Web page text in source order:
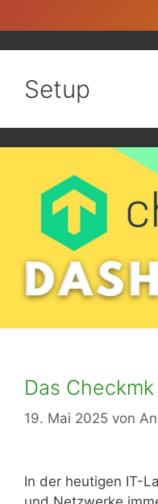
Setup
Das
19. Mai 2025 von
In der heutigen IT-